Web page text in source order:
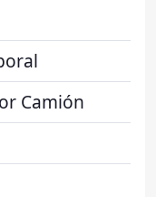
Camión